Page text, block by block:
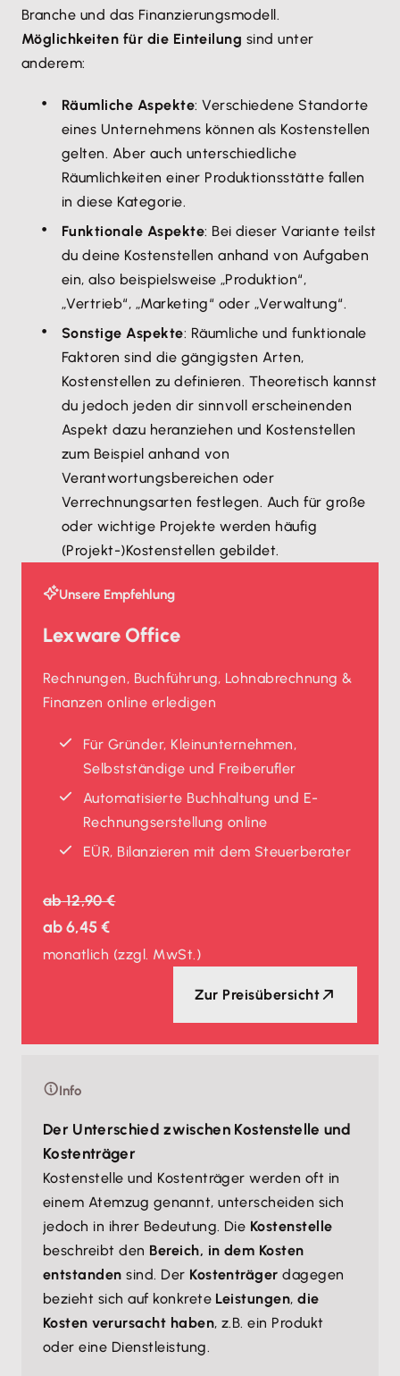
Branche und das Finanzierungsmodell.
Möglichkeiten für die Einteilung sind unter
anderem:
Räumliche Aspekte: Verschiedene Standorte
eines Unternehmens können als Kostenstellen
gelten. Aber auch unterschiedliche
Räumlichkeiten einer Produktionsstätte fallen
in diese Kategorie.
Funktionale Aspekte: Bei dieser Variante teilst
du deine Kostenstellen anhand von Aufgaben
ein, also beispielsweise „Produktion“,
„Vertrieb“, „Marketing“ oder „Verwaltung“.
Sonstige Aspekte: Räumliche und funktionale
Faktoren sind die gängigsten Arten,
Kostenstellen zu definieren. Theoretisch kannst
du jedoch jeden dir sinnvoll erscheinenden
Aspekt dazu heranziehen und Kostenstellen
zum Beispiel anhand von
Verantwortungsbereichen oder
Verrechnungsarten festlegen. Auch für große
oder wichtige Projekte werden häufig
(Projekt-)Kostenstellen gebildet.
Unsere Empfehlung
Lexware Office
Rechnungen, Buchführung, Lohnabrechnung &
Finanzen online erledigen
Für Gründer, Kleinunternehmen,
Selbstständige und Freiberufler
Automatisierte Buchhaltung und E-
Rechnungserstellung online
EÜR, Bilanzieren mit dem Steuerberater
ab12,90 €
ab6,45 €
monatlich (zzgl. MwSt.)
Zur Preisübersicht
Info
Der Unterschied zwischen Kostenstelle und
Kostenträger
Kostenstelle und Kostenträger werden oft in
einem Atemzug genannt, unterscheiden sich
jedoch in ihrer Bedeutung. Die Kostenstelle
beschreibt den Bereich, in dem Kosten
entstanden sind. Der Kostenträger dagegen
bezieht sich auf konkrete Leistungen,die
Kosten verursacht haben, z.B. ein Produkt
oder eine Dienstleistung.